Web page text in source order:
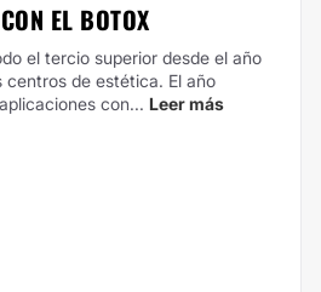
EL BOTOX
el tercio superior desde el año
centros de estética. El año
con... Leer más